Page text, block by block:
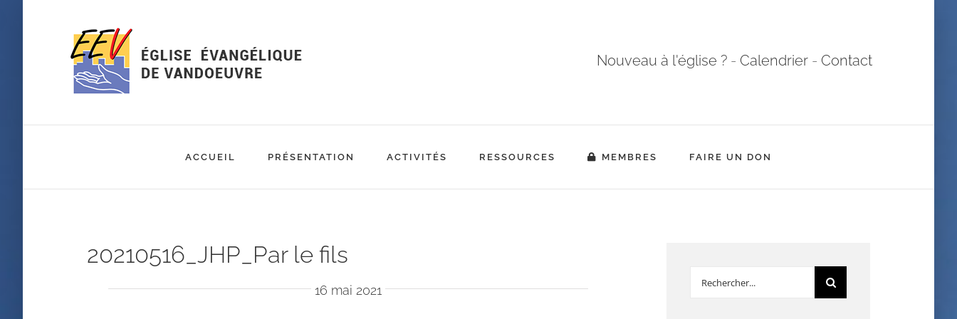
Nouveau à l'église ? - Calendrier - Contact
ACCUEIL PRÉSENTATION ACTIVITÉS RESSOURCES MEMBRES FAIRE UN DON
20210516_JHP_Par le fils
16 mai 2021
Rechercher: